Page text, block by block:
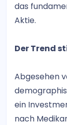
das
Aktie.
Der Trend
Abgesehen
ein
nach